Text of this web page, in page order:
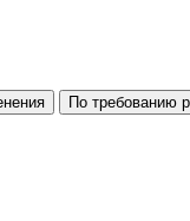
По требованию